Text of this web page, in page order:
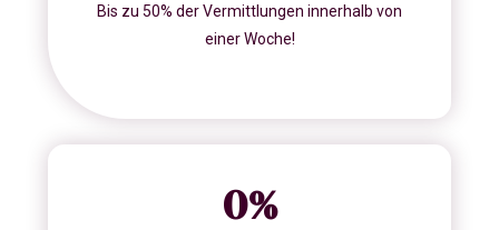
Bis zu 50% der Vermittlungen innerhalb von
einer Woche!
0%